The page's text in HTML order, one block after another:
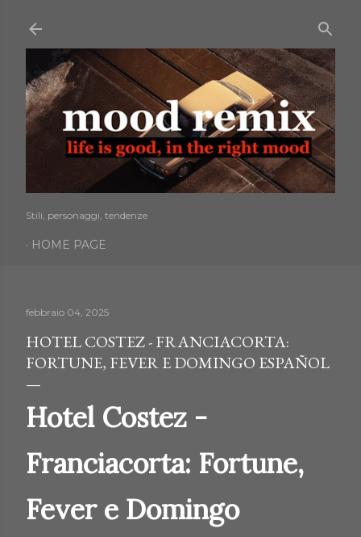
Stili, personaggi, tendenze
HOME PAGE
febbraio 04, 2025
HOTEL COSTEZ - FRANCIACORTA:
FORTUNE, FEVER E DOMINGO ESPAÑOL
Hotel Costez -
Franciacorta: Fortune,
Fever e Domingo